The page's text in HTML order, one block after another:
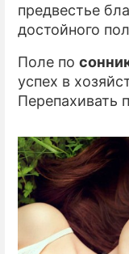
предвестье
достойного
Поле по
успех в
Перепахивать